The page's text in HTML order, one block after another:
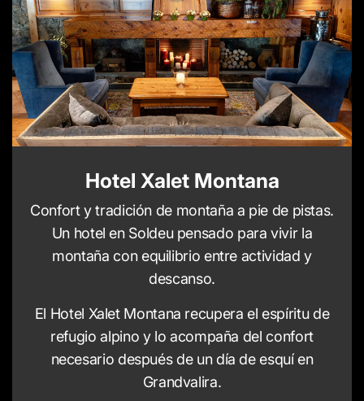
Hotel Xalet Montana
Confort y tradición de montaña a pie de pistas.
Un hotel en Soldeu pensado para vivir la
montaña con equilibrio entre actividad y
descanso.
El Hotel Xalet Montana recupera el espíritu de
refugio alpino y lo acompaña del confort
necesario después de un día de esquí en
Grandvalira.